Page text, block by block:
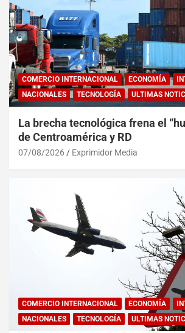
COMERCIO INTERNACIONAL ECONOMÍA
NACIONALES
TECNOLOGÍA ULTIMAS
La brecha tecnológica frena el
de Centroamérica y RD
07/08/2026 Exprimidor Media
COMERCIO INTERNACIONAL ECONOMÍA
NACIONALES
TECNOLOGÍA ULTIMAS